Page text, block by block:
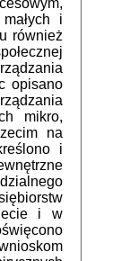
i
również
opisano
mikro,
na
i
i w